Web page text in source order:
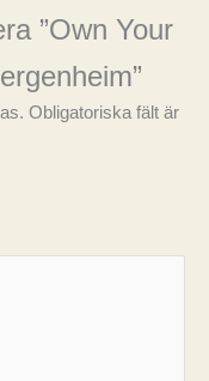
”Own Your
Obligatoriska fält är